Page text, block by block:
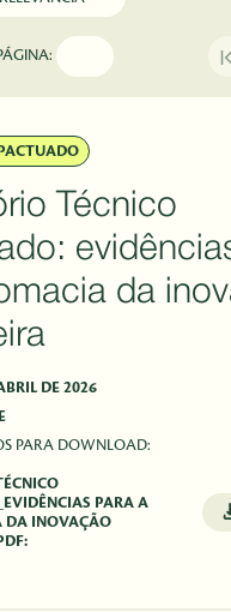
Técnico
da
DE 2026
PARA DOWNLOAD:
PARA A
DA INOVAÇÃO